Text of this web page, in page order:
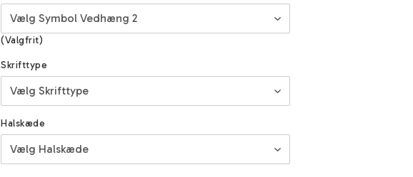
(Valgfrit)
Skrifttype
Halskæde